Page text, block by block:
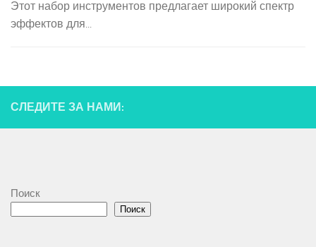
Этот набор инструментов предлагает широкий спектр
эффектов для...
СЛЕДИТЕ ЗА НАМИ:
Поиск
Поиск